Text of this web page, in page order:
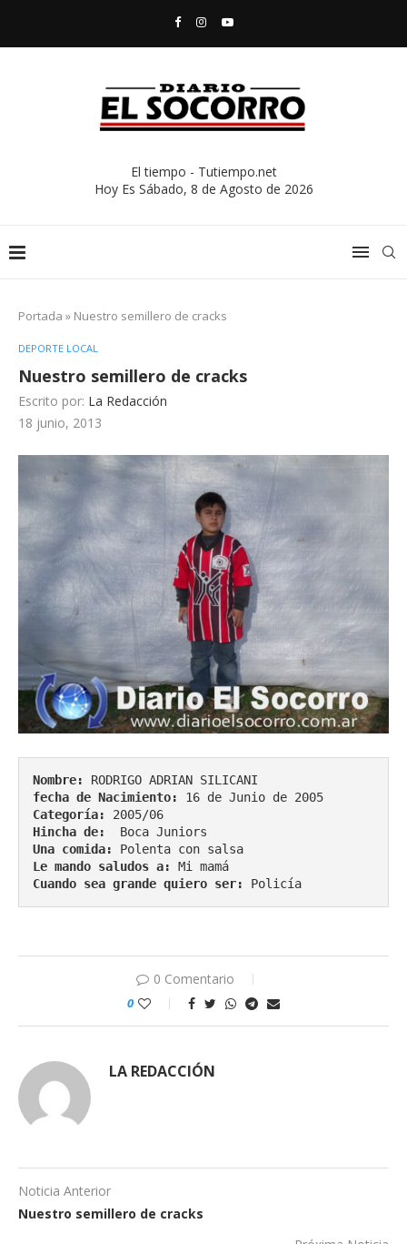
El tiempo - Tutiempo.net
Hoy Es Sábado, 8 de Agosto de 2026
Portada » Nuestro semillero de cracks
DEPORTE LOCAL
Nuestro semillero de cracks
Escrito por: La Redacción
18 junio, 2013
Nombre:
RODRIGO ADRIAN SILICANI
fecha de Nacimiento:
16 de Junio de 2005
Categoría:
2005/06
Hincha de:
Boca Juniors
Una comida:
Polenta con salsa
Le mando saludos a:
Mi mamá
Cuando sea grande quiero ser: Policía
0 Comentario
0
LA REDACCIÓN
Noticia Anterior
Nuestro semillero de cracks